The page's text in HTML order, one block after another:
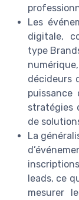
Les
digitale,
type
décideurs
puissance
stratégies
de
La
leads, ce
mesurer